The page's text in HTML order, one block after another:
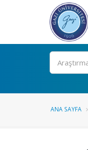
Ara
ANA SAYFA